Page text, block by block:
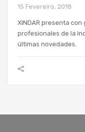
15 Fevereiro, 2018
XINDAR presenta
profesionales de la
últimas novedades.